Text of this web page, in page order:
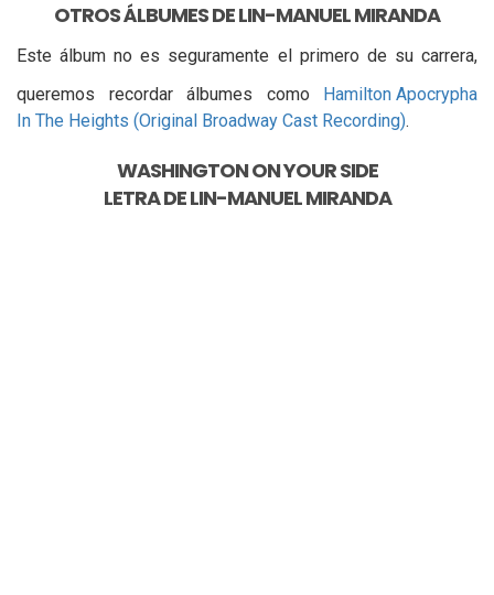
OTROS ÁLBUMES DE LIN-MANUEL MIRANDA
Este álbum no es seguramente el primero de su carrera,
queremos recordar álbumes como Hamilton Apocrypha
In The Heights (Original Broadway Cast Recording).
WASHINGTON ON YOUR SIDE
LETRA DELIN-MANUEL MIRANDA